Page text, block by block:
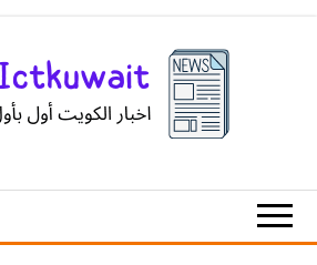
الكويت